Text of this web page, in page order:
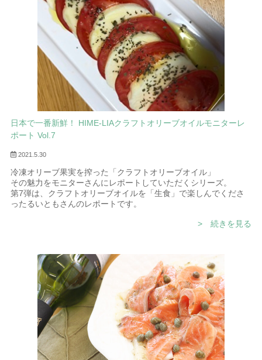
日本で一番新鮮！ HIME-LIAクラフトオリーブオイルモニターレ
ポート Vol.7
2021.5.30
冷凍オリーブ果実を搾った「クラフトオリーブオイル」
その魅力をモニターさんにレポートしていただくシリーズ。
第7弾は、クラフトオリーブオイルを「生食」で楽しんでくださ
ったるいともさんのレポートです。
> 続きを見る